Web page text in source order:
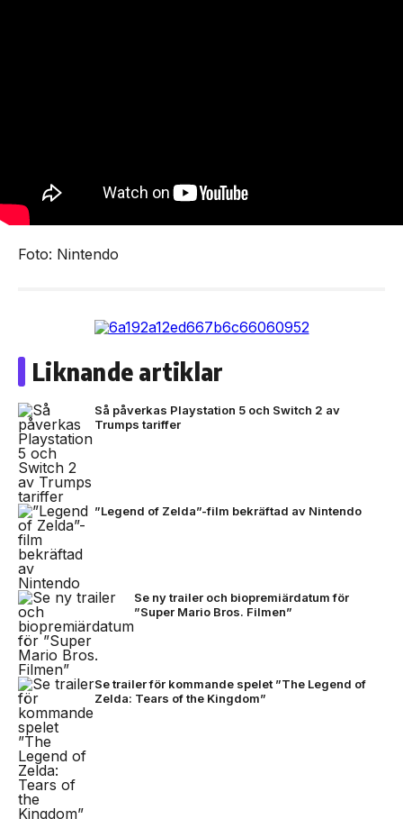
Foto: Nintendo
Liknande artiklar
Så påverkas Playstation 5 och Switch 2 av
Trumps tariffer
”Legend of Zelda”-film bekräftad av Nintendo
Se ny trailer och biopremiärdatum för
”Super Mario Bros. Filmen”
Se trailer för kommande spelet ”The Legend of
Zelda: Tears of the Kingdom”